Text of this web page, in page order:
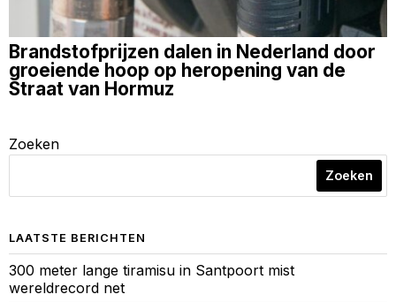
Brandstofprijzen dalen in Nederland door
groeiende hoop op heropening van de
Straat van Hormuz
Zoeken
Zoeken
LAATSTE BERICHTEN
300 meter lange tiramisu in Santpoort mist
wereldrecord net